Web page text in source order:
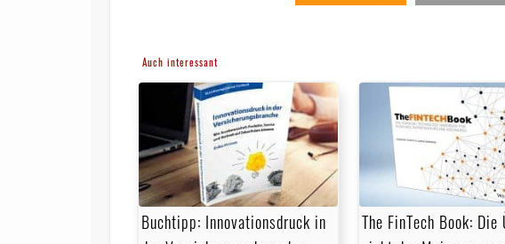
Auch interessant
Buchtipp: Innovationsdruck in
The FinTech Book: